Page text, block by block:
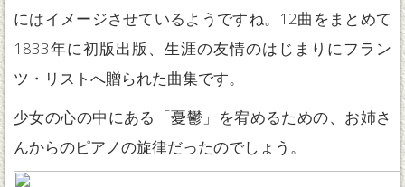
にはイメージさせているようですね。12曲をまとめて
1833年に初版出版、生涯の友情のはじまりにフラン
ツ・リストへ贈られた曲集です。
少女の心の中にある「憂鬱」を宥めるための、お姉さ
んからのピアノの旋律だったのでしょう。